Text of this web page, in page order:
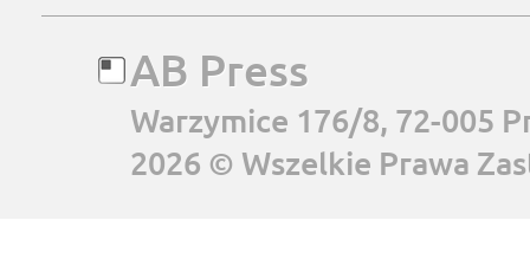
AB Press
Warzymice 176/8, 72-005
2026 © Wszelkie Prawa